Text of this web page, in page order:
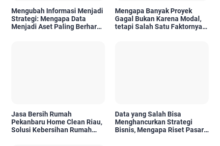
Mengubah Informasi Menjadi
Strategi: Mengapa Data
Menjadi Aset Paling Berharga
Mengapa Banyak Proyek
Gagal Bukan Karena Modal,
tetapi Salah Satu Faktornya
Jasa Bersih Rumah
Pekanbaru Home Clean Riau,
Solusi Kebersihan Rumah
Data yang Salah Bisa
Menghancurkan Strategi
Bisnis, Mengapa Riset Pasar